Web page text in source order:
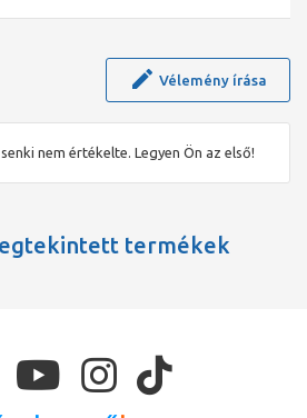
Vélemény írása
nem értékelte. Legyen Ön az első!
termékek